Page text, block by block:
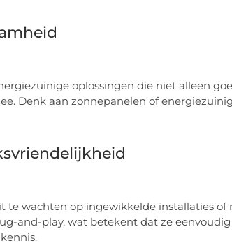
oplossingen die niet alleen
Denk aan zonnepanelen of
te wachten op ingewikkelde installaties
and-play, wat betekent dat ze